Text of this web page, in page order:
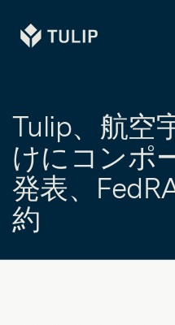
Tulip
Tulip、航空
けにコンポ
発表、
約